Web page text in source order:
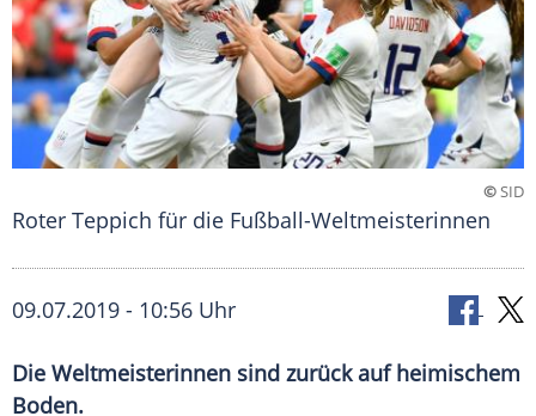
©SID
Roter Teppich für die Fußball-Weltmeisterinnen
09.07.2019 - 10:56 Uhr
Die Weltmeisterinnen sind zurück auf heimischem
Boden.